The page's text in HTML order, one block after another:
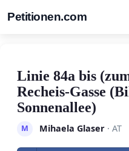
Petitionen.com
Linie 84a bis
Recheis-Gasse
Sonnenallee)
M Mihaela Glaser· AT